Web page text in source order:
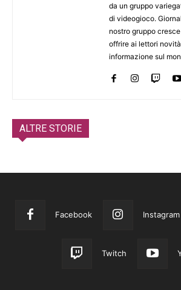
da un gruppo
di videogioco.
nostro gruppo
offrire ai lettori
informazione sul
ALTRE STORIE
Facebook Instagram
Twitch